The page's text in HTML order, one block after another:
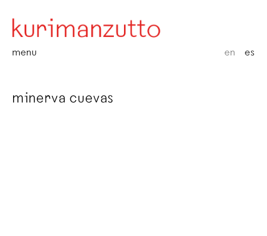
menu en es
minerva cuevas